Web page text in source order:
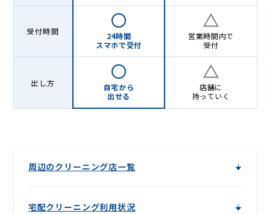
受付時間
24時間
スマホで受付
営業時間内で
受付
出し方
自宅から
出せる
店舗に
持っていく
周辺のクリーニング店一覧
宅配クリーニング利用状況